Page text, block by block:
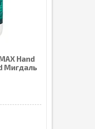
Hand
Мигдаль